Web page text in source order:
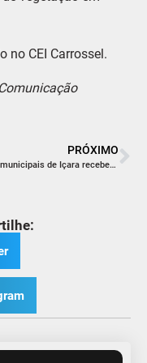
no CEI Carrossel.
PRÓXIMO
Escolas municipais de Içara recebem quadros interativos